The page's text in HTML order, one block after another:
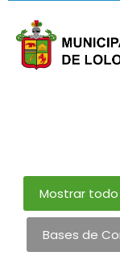
Mostrar todo
Bases de